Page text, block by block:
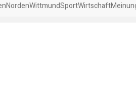
NordenWittmundSportWirtschaft